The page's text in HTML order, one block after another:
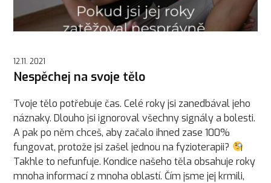
12.11. 2021
Nespěchej na svoje tělo
Tvoje tělo potřebuje čas. Celé roky jsi zanedbával jeho
náznaky. Dlouho jsi ignoroval všechny signály a bolesti.
A pak po něm chceš, aby začalo ihned zase 100%
fungovat, protože jsi zašel jednou na fyzioterapii?
Takhle to nefunfuje. Kondice našeho těla obsahuje roky
mnoha informací z mnoha oblastí. Čím jsme jej krmili,